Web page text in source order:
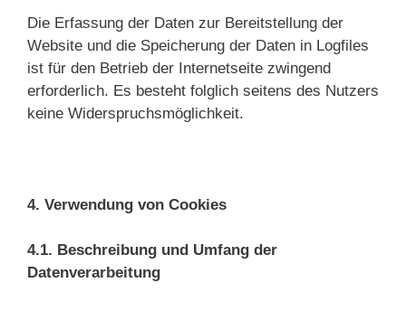
Die Erfassung der Daten zur Bereitstellung der
Website und die Speicherung der Daten in Logfiles
ist für den Betrieb der Internetseite zwingend
erforderlich. Es besteht folglich seitens des Nutzers
keine Widerspruchsmöglichkeit.
4. Verwendung von Cookies
4.1. Beschreibung und Umfang der
Datenverarbeitung